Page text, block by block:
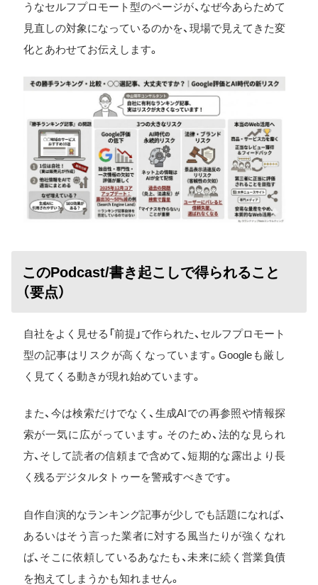
うなセルフプロモート型のページが、なぜ今あらためて
見直しの対象になっているのかを、現場で見えてきた変
化とあわせてお伝えします。
このPodcast/書き起こしで得られること
（要点）
自社をよく見せる「前提」で作られた、セルフプロモート
型の記事はリスクが高くなっています。Googleも厳し
く見てくる動きが現れ始めています。
また、今は検索だけでなく、生成AIでの再参照や情報探
索が一気に広がっています。そのため、法的な見られ
方、そして読者の信頼まで含めて、短期的な露出より長
く残るデジタルタトゥーを警戒すべきです。
自作自演的なランキング記事が少しでも話題になれば、
あるいはそう言った業者に対する風当たりが強くなれ
ば、そこに依頼しているあなたも、未来に続く営業負債
を抱えてしまうかも知れません。